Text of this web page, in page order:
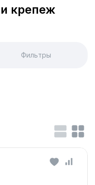
крепеж
Фильтры